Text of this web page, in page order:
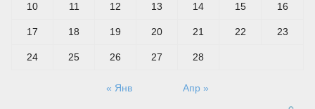
10 11 12 13 14 15 16
17 18 19 20 21 22 23
24 25 26 27 28
« Янв Апр »